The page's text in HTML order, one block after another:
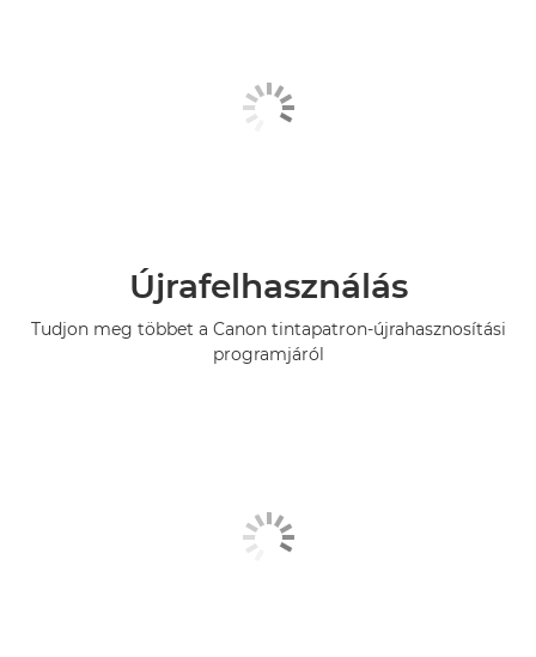
Újrafelhasználás
Tudjon meg többet a Canon tintapatron-újrahasznosítási
programjáról